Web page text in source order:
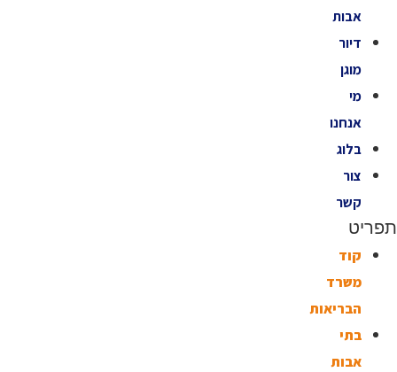
אבות
דיור
מוגן
מי
אנחנו
בלוג
צור
קשר
תפריט
קוד
משרד
הבריאות
בתי
אבות